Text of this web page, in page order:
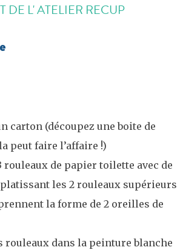
DE L' ATELIER RECUP
carton (découpez une boite de
peut faire l’affaire !)
rouleaux de papier toilette avec de
les 2 rouleaux supérieurs
la forme de 2 oreilles de
rouleaux dans la peinture blanche